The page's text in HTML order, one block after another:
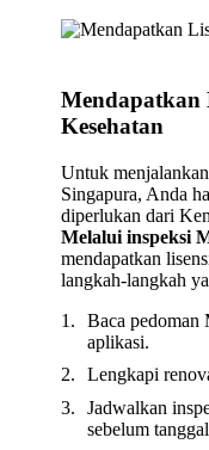
Mendapatkan
Kesehatan
Untuk
Singapura, Anda
diperlukan dari
Melalui inspeksi
mendapatkan
langkah-langkah
Baca pedoman
aplikasi.
Lengkapi
Jadwalkan
sebelum